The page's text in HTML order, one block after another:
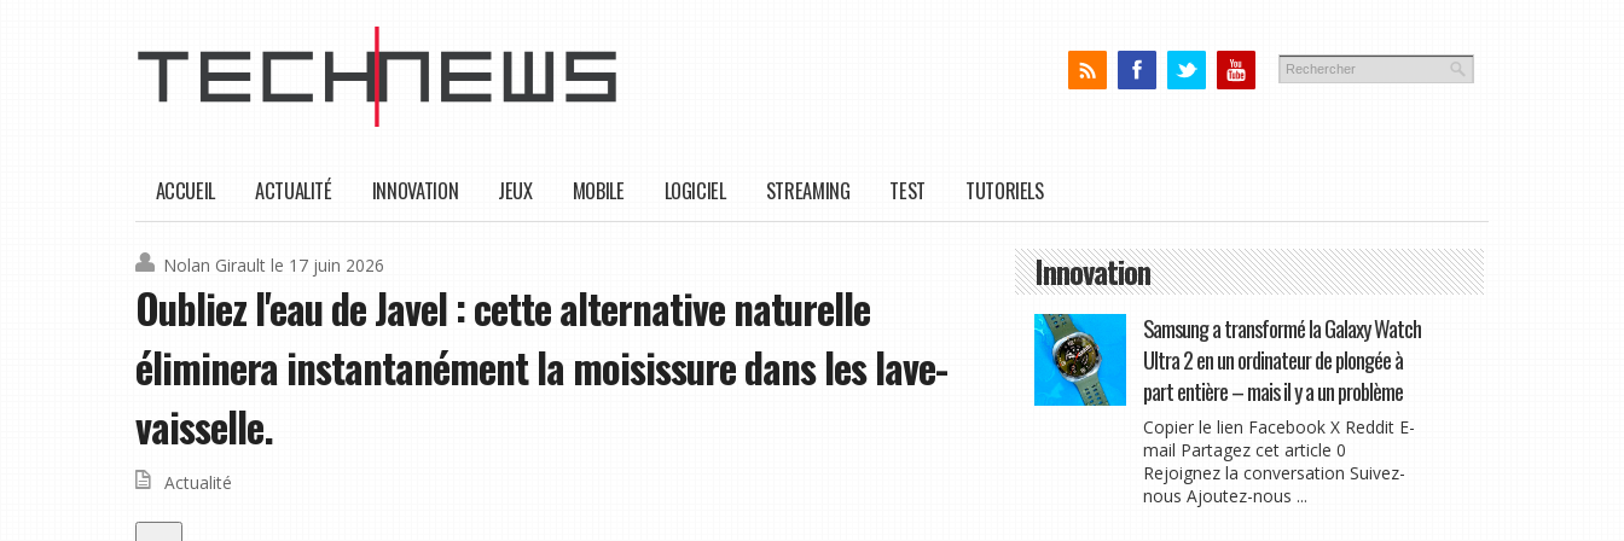
ACCUEIL ACTUALITÉ INNOVATION JEUX MOBILE LOGICIEL STREAMING TEST TUTORIELS
Nolan Girault le 17 juin 2026
Oubliez l'eau de Javel : cette alternative naturelle
éliminera instantanément la moisissure dans les lave-
vaisselle.
Actualité
Innovation
Samsung a transformé la Galaxy Watch
Ultra 2 en un ordinateur de plongée à
part entière – mais il y a un problème
Copier le lien Facebook X Reddit E-
mail Partagez cet article 0
Rejoignez la conversation Suivez-
nous Ajoutez-nous ...